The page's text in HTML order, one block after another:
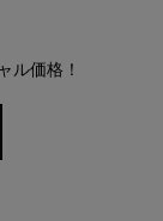
ル価格！